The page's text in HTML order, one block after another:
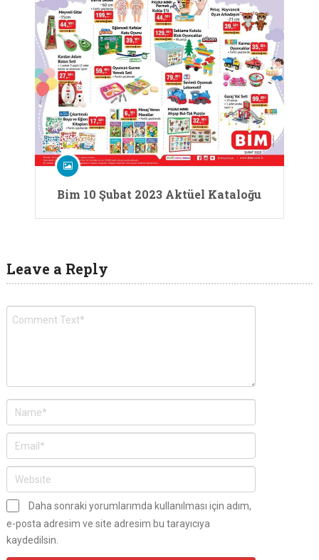
Bim 10 Şubat 2023 Aktüel Kataloğu
Leave a Reply
Daha sonraki yorumlarımda kullanılması için adım,
e-posta adresim ve site adresim bu tarayıcıya
kaydedilsin.